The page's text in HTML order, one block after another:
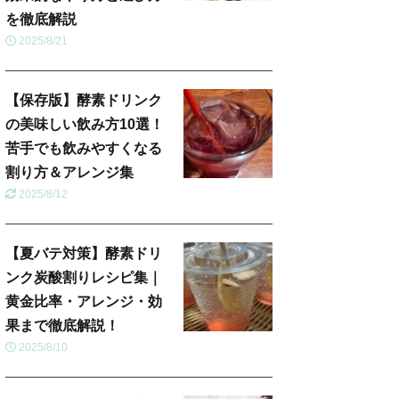
を徹底解説
2025/8/21
【保存版】酵素ドリンク
の美味しい飲み方10選！
苦手でも飲みやすくなる
割り方＆アレンジ集
2025/8/12
【夏バテ対策】酵素ドリ
ンク炭酸割りレシピ集｜
黄金比率・アレンジ・効
果まで徹底解説！
2025/8/10